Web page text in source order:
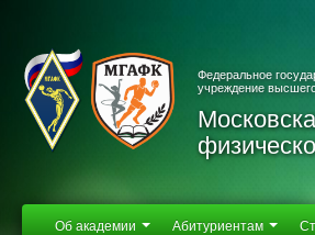
Федеральное
учреждение
Об академии Абитуриентам